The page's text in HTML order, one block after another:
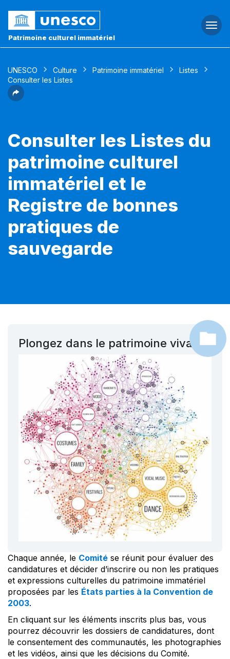
Patrimoine culturel immatériel
UNESCO Culture Patrimoine immatériel
Listes
Consulter les Listes
Consulter les Listes du
patrimoine culturel
immatériel et le
Registre de bonnes
pratiques de
sauvegarde
Plongez dans le patrimoine vivant !
Chaque année, le Comité se réunit pour évaluer des
candidatures et décider d’inscrire ou non les pratiques
et expressions culturelles du patrimoine immatériel
proposées par les États parties à la Convention de
2003.
En cliquant sur les éléments inscrits plus bas, vous
pourrez découvrir les dossiers de candidatures, dont
le consentement des communautés, les photographies
et les vidéos, ainsi que les décisions du Comité.